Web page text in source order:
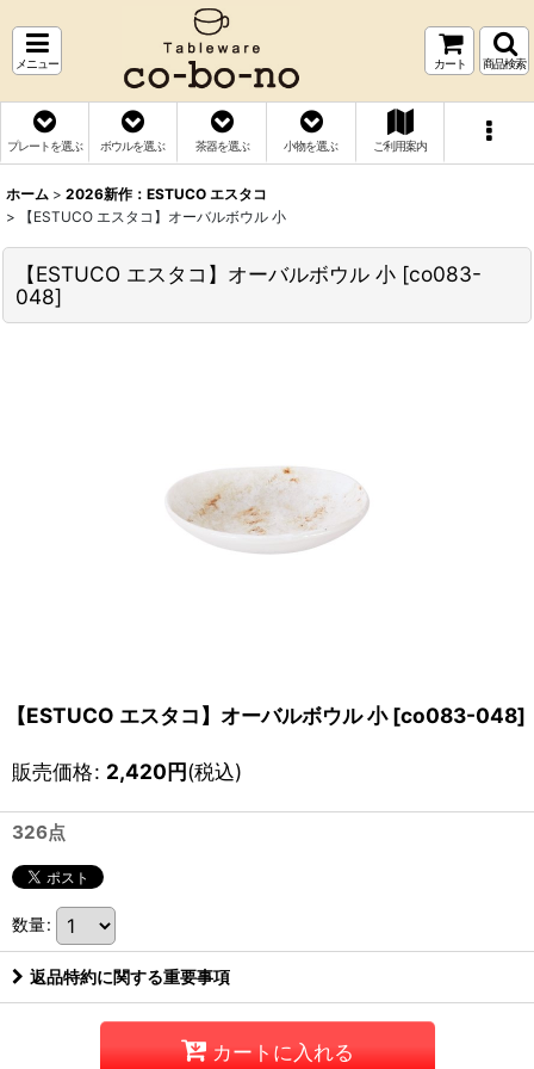
メニュー カート 商品検索
プレートを選ぶ ボウルを選ぶ 茶器を選ぶ 小物を選ぶ ご利用案内
ホーム > 2026新作：ESTUCO エスタコ
>
【ESTUCO エスタコ】オーバルボウル 小
【ESTUCO エスタコ】オーバルボウル 小 [co083-
048]
【ESTUCO エスタコ】オーバルボウル 小 [co083-048]
販売価格: 2,420円(税込)
326点
数量:
返品特約に関する重要事項
カートに入れる